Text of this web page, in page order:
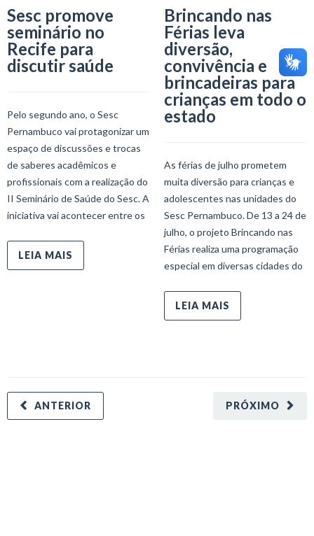
Sesc promove
seminário no
Recife para
discutir saúde
Pelo segundo ano, o Sesc
Pernambuco vai protagonizar um
espaço de discussões e trocas
de saberes acadêmicos e
profissionais com a realização do
II Seminário de Saúde do Sesc. A
iniciativa vai acontecer entre os
LEIA MAIS
Brincando nas
Férias leva
diversão,
convivência e
brincadeiras para
crianças em todo o
estado
As férias de julho prometem
muita diversão para crianças e
adolescentes nas unidades do
Sesc Pernambuco. De 13 a 24 de
julho, o projeto Brincando nas
Férias realiza uma programação
especial em diversas cidades do
LEIA MAIS
PRÓXIMO
ANTERIOR